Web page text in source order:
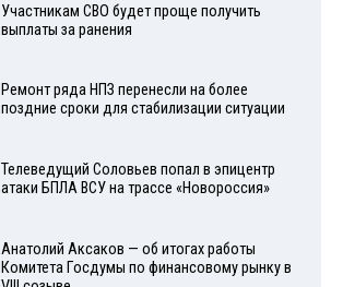
Участникам СВО будет проще получить
выплаты за ранения
Ремонт ряда НПЗ перенесли на более
поздние сроки для стабилизации ситуации
Телеведущий Соловьев попал в эпицентр
атаки БПЛА ВСУ на трассе «Новороссия»
Анатолий Аксаков — об итогах работы
Комитета Госдумы по финансовому рынку в